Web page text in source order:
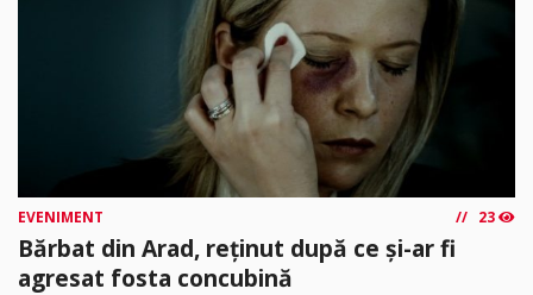
EVENIMENT 23
Bărbat din Arad, reținut după ce și-ar fi
agresat fosta concubină